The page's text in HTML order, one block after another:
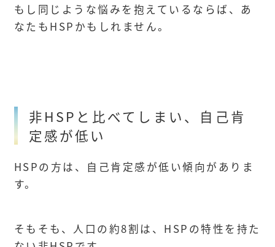
もし同じような悩みを抱えているならば、あ
なたもHSPかもしれません。
非HSPと比べてしまい、自己肯
定感が低い
HSPの方は、自己肯定感が低い傾向がありま
す。
そもそも、人口の約8割は、HSPの特性を持た